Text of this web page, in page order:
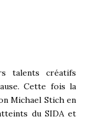
talents créatifs
Cette fois la
Michael Stich en
du SIDA et